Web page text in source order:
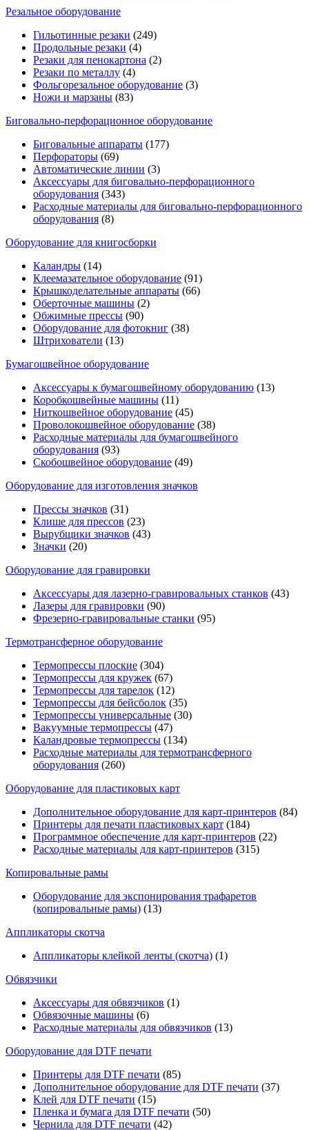
Резальное оборудование
Гильотинные резаки (249)
Продольные резаки (4)
Резаки для пенокартона (2)
Резаки по металлу (4)
Фольгорезальное оборудование (3)
Ножи и марзаны (83)
Биговально-перфорационное оборудование
Биговальные аппараты (177)
Перфораторы (69)
Автоматические линии (3)
Аксессуары для биговально-перфорационного
оборудования (343)
Расходные материалы для биговально-перфорационного
оборудования (8)
Оборудование для книгосборки
Каландры (14)
Клеемазательное оборудование (91)
Крышкоделательные аппараты (66)
Оберточные машины (2)
Обжимные прессы (90)
Оборудование для фотокниг (38)
Штрихователи (13)
Бумагошвейное оборудование
Аксессуары к бумагошвейному оборудованию (13)
Коробкошвейные машины (11)
Ниткошвейное оборудование (45)
Проволокошвейное оборудование (38)
Расходные материалы для бумагошвейного
оборудования (93)
Скобошвейное оборудование (49)
Оборудование для изготовления значков
Прессы значков (31)
Клише для прессов (23)
Вырубщики значков (43)
Значки (20)
Оборудование для гравировки
Аксессуары для лазерно-гравировальных станков (43)
Лазеры для гравировки (90)
Фрезерно-гравировальные станки (95)
Термотрансферное оборудование
Термопрессы плоские (304)
Термопрессы для кружек (67)
Термопрессы для тарелок (12)
Термопрессы для бейсболок (35)
Термопрессы универсальные (30)
Вакуумные термопрессы (47)
Каландровые термопрессы (134)
Расходные материалы для термотрансферного
оборудования (260)
Оборудование для пластиковых карт
Дополнительное оборудование для карт-принтеров (84)
Принтеры для печати пластиковых карт (184)
Программное обеспечение для карт-принтеров (22)
Расходные материалы для карт-принтеров (315)
Копировальные рамы
Оборудование для экспонирования трафаретов
(копировальные рамы) (13)
Аппликаторы скотча
Аппликаторы клейкой ленты (скотча) (1)
Обвязчики
Аксессуары для обвязчиков (1)
Обвязочные машины (6)
Расходные материалы для обвязчиков (13)
Оборудование для DTF печати
Принтеры для DTF печати (85)
Дополнительное оборудование для DTF печати (37)
Клей для DTF печати (15)
Пленка и бумага для DTF печати (50)
Чернила для DTF печати (42)